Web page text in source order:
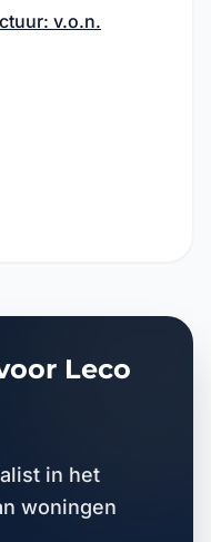
v.o.n.
Leco
in het
woningen